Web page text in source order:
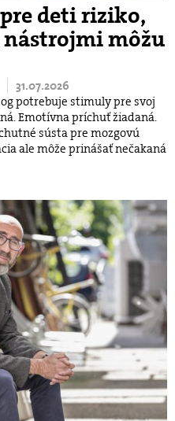
deti riziko,
nástrojmi môžu
31.07.2026
potrebuje stimuly pre svoj
Emotívna príchuť žiadaná.
sústa pre mozgovú
ale môže prinášať nečakaná